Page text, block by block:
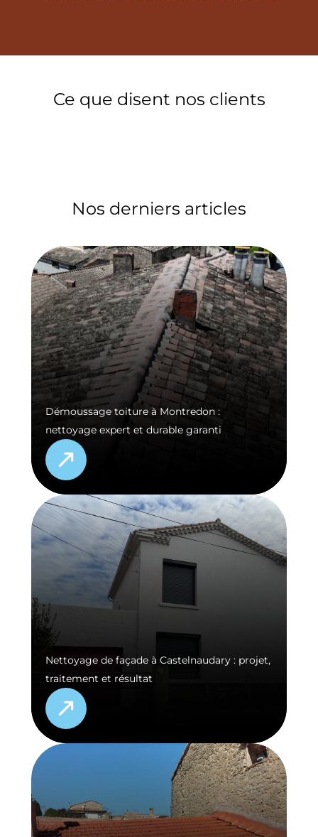
Ce que disent nos clients
Nos derniers articles
Démoussage toiture à Montredon :
nettoyage expert et durable garanti
Nettoyage de façade à Castelnaudary : projet,
traitement et résultat